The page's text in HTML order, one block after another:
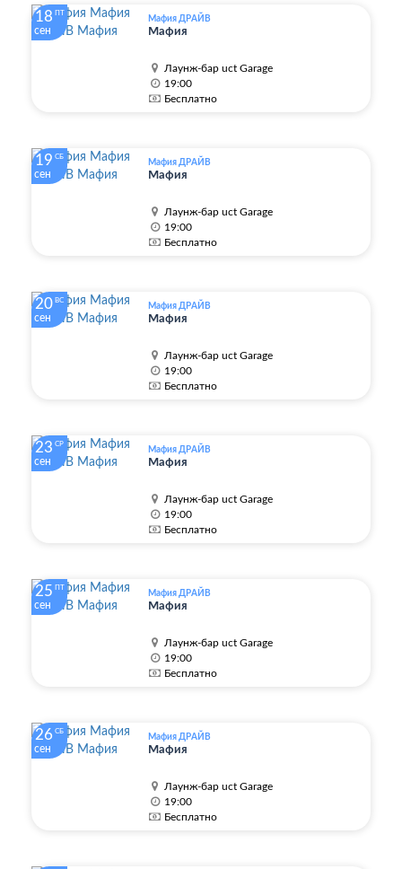
18 ПТ
сен
Мафия ДРАЙВ
Мафия
Лаунж-бар uct Garage
19:00
Бесплатно
19 СБ
сен
Мафия ДРАЙВ
Мафия
Лаунж-бар uct Garage
19:00
Бесплатно
20 ВС
сен
Мафия ДРАЙВ
Мафия
Лаунж-бар uct Garage
19:00
Бесплатно
23 СР
сен
Мафия ДРАЙВ
Мафия
Лаунж-бар uct Garage
19:00
Бесплатно
25 ПТ
сен
Мафия ДРАЙВ
Мафия
Лаунж-бар uct Garage
19:00
Бесплатно
26 СБ
сен
Мафия ДРАЙВ
Мафия
Лаунж-бар uct Garage
19:00
Бесплатно